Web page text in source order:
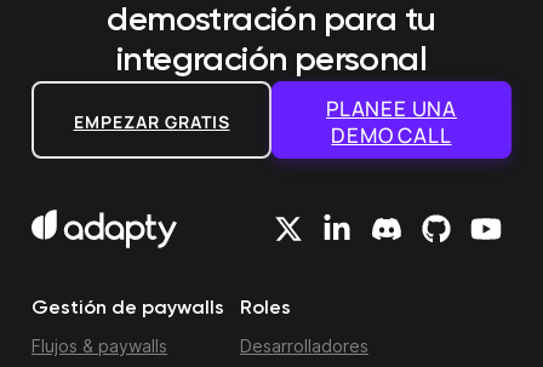
demostración para tu
integración personal
EMPEZAR GRATIS
PLANEE UNA
DEMO CALL
Gestión de paywalls
Flujos & paywalls
Roles
Desarrolladores